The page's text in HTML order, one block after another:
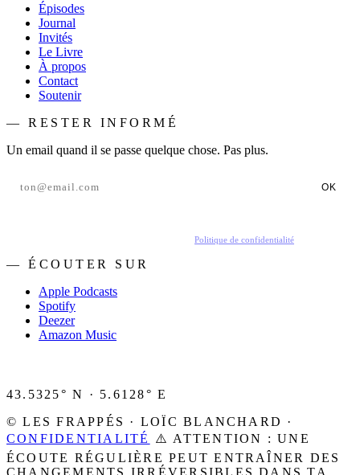
Épisodes
Journal
Invités
Le Livre
À propos
Contact
Soutenir
— RESTER INFORMÉ
Un email quand il se passe quelque chose. Pas plus.
OK
Politique de confidentialité
— ÉCOUTER SUR
Apple Podcasts
Spotify
Deezer
Amazon Music
43.5325° N · 5.6128° E
© LES FRAPPÉS · LOÏC BLANCHARD ·
CONFIDENTIALITÉ
⚠️ ATTENTION : UNE
ÉCOUTE RÉGULIÈRE PEUT ENTRAÎNER DES